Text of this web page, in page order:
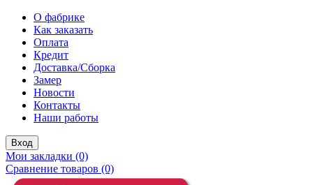
О фабрике
Как заказать
Оплата
Кредит
Доставка/Сборка
Замер
Новости
Контакты
Наши работы
Вход
Мои закладки (0)
Сравнение товаров (0)